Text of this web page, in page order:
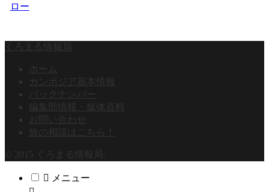
ロー
くろまる情報局
ホーム
カンボジア基本情報
バックナンバー
編集部情報・媒体資料
お問い合わせ
旅の相談はこちら！
© 2015 くろまる情報局.
メニュー